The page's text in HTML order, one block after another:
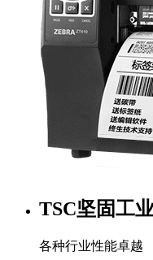
TSC坚固工
各种行业性能卓越